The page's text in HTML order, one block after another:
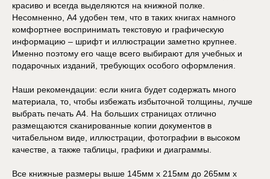
красиво и всегда выделяются на книжной полке.
Несомненно, А4 удобен тем, что в таких книгах намного
комфортнее воспринимать текстовую и графическую
информацию – шрифт и иллюстрации заметно крупнее.
Именно поэтому его чаще всего выбирают для учебных и
подарочных изданий, требующих особого оформления.
Наши рекомендации: если книга будет содержать много
материала, то, чтобы избежать избыточной толщины, лучше
выбрать печать А4. На больших страницах отлично
размещаются сканированные копии документов в
читабельном виде, иллюстрации, фотографии в высоком
качестве, а также таблицы, графики и диаграммы.
Все книжные размеры выше 145мм х 215мм до 265мм х